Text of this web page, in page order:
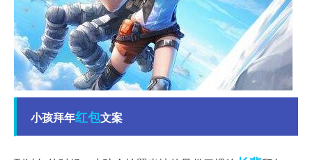
小孩拜年红包文案